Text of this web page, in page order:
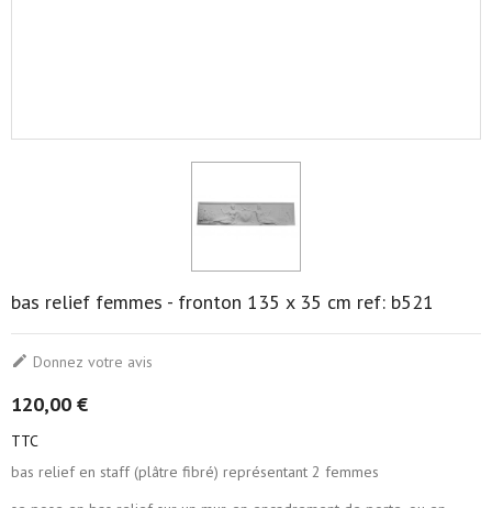
bas relief femmes - fronton 135 x 35 cm ref: b521
 Donnez votre avis
120,00 €
TTC
bas relief en staff (plâtre fibré) représentant 2 femmes